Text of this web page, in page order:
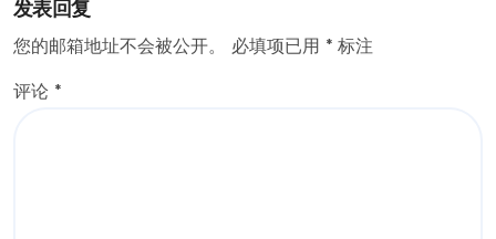
发表回复
您的邮箱地址不会被公开。 必填项已用 * 标注
评论 *